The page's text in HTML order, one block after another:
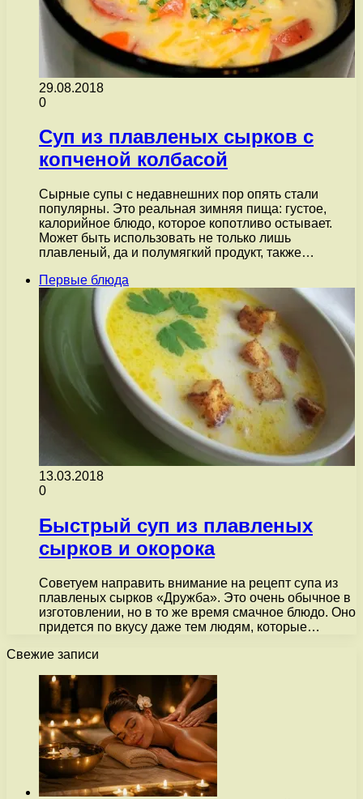
29.08.2018
0
Суп из плавленых сырков с
копченой колбасой
Сырные супы с недавнешних пор опять стали
популярны. Это реальная зимняя пища: густое,
калорийное блюдо, которое копотливо остывает.
Может быть использовать не только лишь
плавленый, да и полумягкий продукт, также…
Первые блюда
13.03.2018
0
Быстрый суп из плавленых
сырков и окорока
Советуем направить внимание на рецепт супа из
плавленых сырков «Дружба». Это очень обычное в
изготовлении, но в то же время смачное блюдо. Оно
придется по вкусу даже тем людям, которые…
Свежие записи